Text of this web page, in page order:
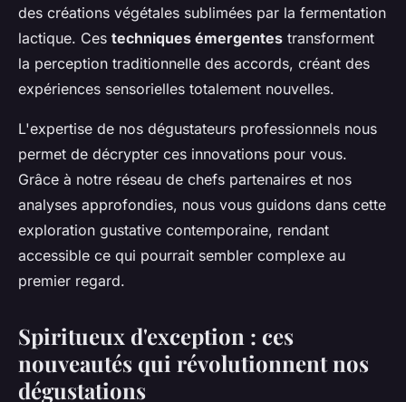
des créations végétales sublimées par la fermentation
lactique. Ces techniques émergentes transforment
la perception traditionnelle des accords, créant des
expériences sensorielles totalement nouvelles.
L'expertise de nos dégustateurs professionnels nous
permet de décrypter ces innovations pour vous.
Grâce à notre réseau de chefs partenaires et nos
analyses approfondies, nous vous guidons dans cette
exploration gustative contemporaine, rendant
accessible ce qui pourrait sembler complexe au
premier regard.
Spiritueux d'exception : ces
nouveautés qui révolutionnent nos
dégustations